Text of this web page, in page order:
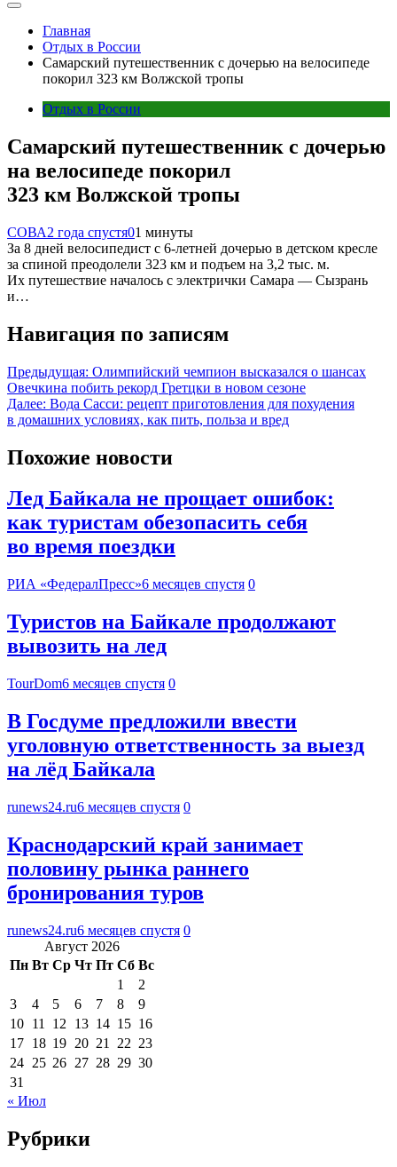
Главная
Отдых в России
Самарский путешественник с дочерью на велосипеде
покорил 323 км Волжской тропы
Отдых в России
Самарский путешественник с дочерью
на велосипеде покорил
323 км Волжской тропы
СОВА2 года спустя01 минуты
За 8 дней велосипедист с 6-летней дочерью в детском кресле
за спиной преодолели 323 км и подъем на 3,2 тыс. м.
Их путешествие началось с электрички Самара — Сызрань
и…
Навигация по записям
Предыдущая: Олимпийский чемпион высказался о шансах
Овечкина побить рекорд Гретцки в новом сезоне
Далее: Вода Сасси: рецепт приготовления для похудения
в домашних условиях, как пить, польза и вред
Похожие новости
Лед Байкала не прощает ошибок:
как туристам обезопасить себя
во время поездки
РИА «ФедералПресс»6 месяцев спустя 0
Туристов на Байкале продолжают
вывозить на лед
TourDom6 месяцев спустя 0
В Госдуме предложили ввести
уголовную ответственность за выезд
на лёд Байкала
runews24.ru6 месяцев спустя 0
Краснодарский край занимает
половину рынка раннего
бронирования туров
runews24.ru6 месяцев спустя 0
Август 2026
Пн Вт Ср Чт Пт Сб Вс
1
2
3
4 5 6 7 8
9
10 11 12 13 14 15 16
17 18 19 20 21 22 23
24 25 26 27 28 29 30
31
« Июл
Рубрики